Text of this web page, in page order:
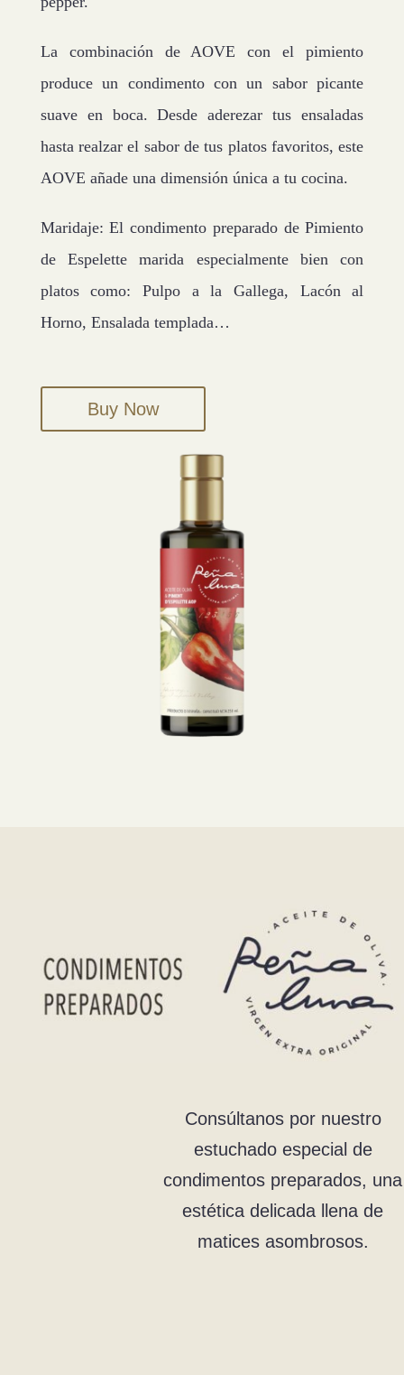
La combinación de AOVE con el pimiento
produce un condimento con un sabor picante
suave en boca. Desde aderezar tus ensaladas
hasta realzar el sabor de tus platos favoritos, este
AOVE añade una dimensión única a tu cocina.
Maridaje: El condimento preparado de Pimiento
de Espelette marida especialmente bien con
platos como: Pulpo a la Gallega, Lacón al
Horno, Ensalada templada…
Buy Now
Consúltanos por nuestro
estuchado especial de
condimentos preparados, una
estética delicada llena de
matices asombrosos.